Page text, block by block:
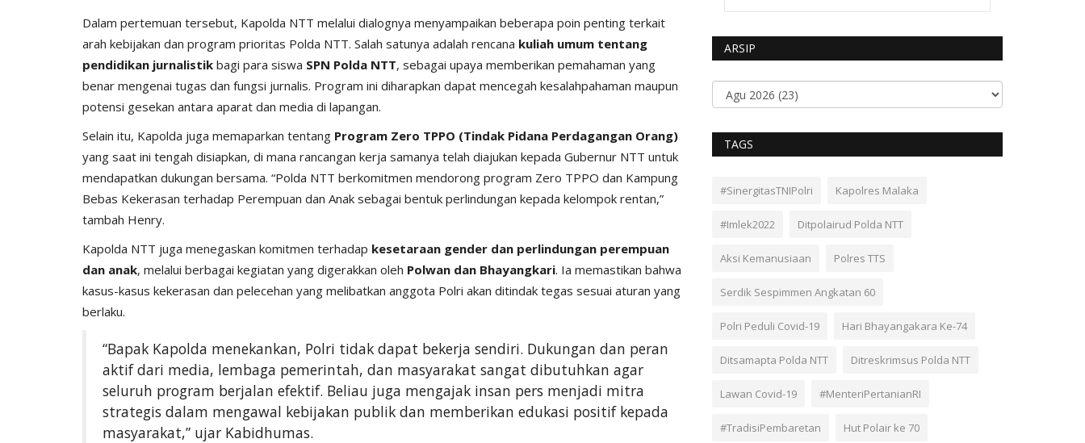
Dalam pertemuan tersebut, Kapolda NTT melalui dialognya menyampaikan beberapa poin penting terkait
arah kebijakan dan program prioritas Polda NTT. Salah satunya adalah rencana kuliah umum tentang
pendidikan jurnalistik bagi para siswa SPN Polda NTT, sebagai upaya memberikan pemahaman yang
benar mengenai tugas dan fungsi jurnalis. Program ini diharapkan dapat mencegah kesalahpahaman maupun
potensi gesekan antara aparat dan media di lapangan.
Selain itu, Kapolda juga memaparkan tentang Program Zero TPPO (Tindak Pidana Perdagangan Orang)
yang saat ini tengah disiapkan, di mana rancangan kerja samanya telah diajukan kepada Gubernur NTT untuk
mendapatkan dukungan bersama. “Polda NTT berkomitmen mendorong program Zero TPPO dan Kampung
Bebas Kekerasan terhadap Perempuan dan Anak sebagai bentuk perlindungan kepada kelompok rentan,”
tambah Henry.
Kapolda NTT juga menegaskan komitmen terhadap kesetaraan gender dan perlindungan perempuan
dan anak, melalui berbagai kegiatan yang digerakkan oleh Polwan dan Bhayangkari. Ia memastikan bahwa
kasus-kasus kekerasan dan pelecehan yang melibatkan anggota Polri akan ditindak tegas sesuai aturan yang
berlaku.
“Bapak Kapolda menekankan, Polri tidak dapat bekerja sendiri. Dukungan dan peran
aktif dari media, lembaga pemerintah, dan masyarakat sangat dibutuhkan agar
seluruh program berjalan efektif. Beliau juga mengajak insan pers menjadi mitra
strategis dalam mengawal kebijakan publik dan memberikan edukasi positif kepada
masyarakat,” ujar Kabidhumas.
ARSIP
TAGS
#SinergitasTNIPolri Kapolres Malaka
#Imlek2022 Ditpolairud Polda NTT
Aksi Kemanusiaan Polres TTS
Serdik Sespimmen Angkatan 60
Polri Peduli Covid-19 Hari Bhayangakara Ke-74
Ditsamapta Polda NTT Ditreskrimsus Polda NTT
Lawan Covid-19 #MenteriPertanianRI
#TradisiPembaretan Hut Polair ke 70